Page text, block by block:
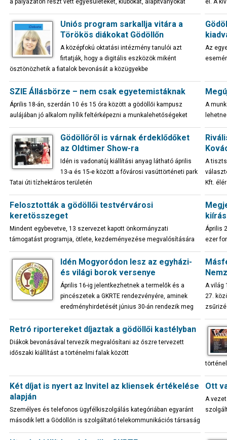
a pályázaton részt vett egyesületeket, klubokat, alapítványokat
el. A
Uniós program sarkallja vitára a
Törökös diákokat Gödöllőn
A középfokú oktatási intézmény tanulói azt
firtatják, hogy a digitális eszközök miként
ösztönözhetik a fiatalok bevonását a közügyekbe
Az
SZIE Állásbörze – nem csak egyetemistáknak
Április 18-án, szerdán 10 és 15 óra között a gödöllői kampusz
aulájában jó alkalom nyílik feltérképezni a munkalehetőségeket
A
Gödöllőről is várnak érdeklődőket
az Oldtimer Show-ra
Idén is vadonatúj kiállítási anyag látható április
13-a és 15-e között a fővárosi vasúttörténeti park
Tatai úti tízhektáros területén
A
Kft.
Felosztották a gödöllői testvérvárosi
keretösszeget
Mindent egybevetve, 13 szervezet kapott önkormányzati
támogatást programja, ötlete, kezdeményezése megvalósítására
Április
ezer
Idén Mogyoródon lesz az egyházi-
és világi borok versenye
Április 16-ig jelentkezhetnek a termelők és a
pincészetek a GKRTE rendezvényére, aminek
eredményhirdetését június 30-án rendezik meg
A világ
27.
Retró riportereket díjaztak a gödöllői kastélyban
Diákok bevonásával tervezik megvalósítani az őszre tervezett
időszaki kiállítást a történelmi falak között
Két díjat is nyert az Invitel az kliensek értékelése
alapján
Személyes és telefonos ügyfélkiszolgálás kategóriában egyaránt
második lett a Gödöllőn is szolgáltató telekommunikációs társaság
Ott
A